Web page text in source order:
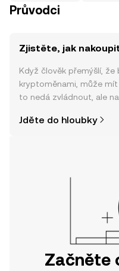
Průvodci
Zjistěte, jak
Když člověk přemýšlí, že
kryptoměnami, může
to nedá zvládnout, ale
jednodušší, než si
Jděte do hloubky
Začněte